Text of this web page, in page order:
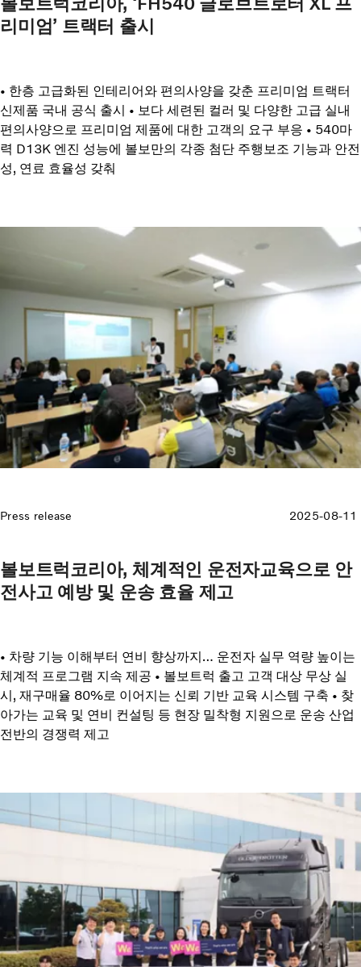
리미엄’ 트랙터 출시
• 한층 고급화된 인테리어와 편의사양을 갖춘 프리미엄 트랙터
신제품 국내 공식 출시 • 보다 세련된 컬러 및 다양한 고급 실내
편의사양으로 프리미엄 제품에 대한 고객의 요구 부응 • 540마
력 D13K 엔진 성능에 볼보만의 각종 첨단 주행보조 기능과 안전
성, 연료 효율성 갖춰
Press release 2025-08-11
볼보트럭코리아, 체계적인 운전자교육으로 안
전사고 예방 및 운송 효율 제고
• 차량 기능 이해부터 연비 향상까지… 운전자 실무 역량 높이는
체계적 프로그램 지속 제공 • 볼보트럭 출고 고객 대상 무상 실
시, 재구매율 80%로 이어지는 신뢰 기반 교육 시스템 구축 • 찾
아가는 교육 및 연비 컨설팅 등 현장 밀착형 지원으로 운송 산업
전반의 경쟁력 제고